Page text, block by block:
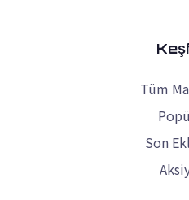
Tüm
Son